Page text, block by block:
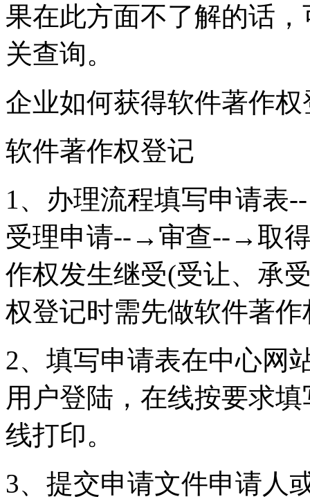
果在此方面不了解的话
关查询。
企业如何获得软件著作
软件著作权登记
1、办理流程填写申请
受理申请--→审查--→取
作权发生继受(受让、承
权登记时需先做软件著
2、填写申请表在中心网
用户登陆，在线按要求
线打印。
3、提交申请文件申请人